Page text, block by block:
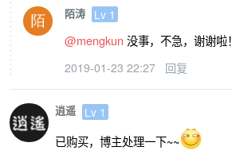
陌涛 Lv 1
@mengkun 没事，不急，谢谢啦！
2019-01-23 22:27 回复
逍遥 Lv 1
已购买，博主处理一下~~